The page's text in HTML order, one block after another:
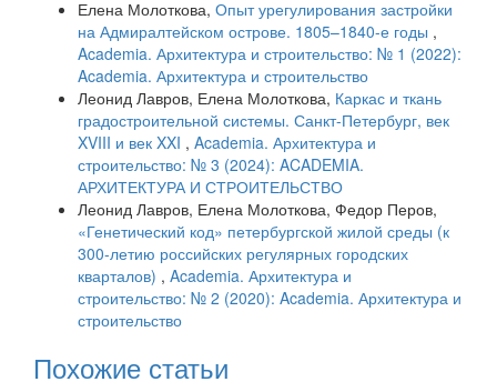
Елена Молоткова, Опыт урегулирования застройки
на Адмиралтейском острове. 1805–1840-е годы ,
Academia. Архитектура и строительство: № 1 (2022):
Academia. Архитектура и строительство
Леонид Лавров, Елена Молоткова, Каркас и ткань
градостроительной системы. Санкт-Петербург, век
XVIII и век XXI , Academia. Архитектура и
строительство: № 3 (2024): ACADEMIA.
АРХИТЕКТУРА И СТРОИТЕЛЬСТВО
Леонид Лавров, Елена Молоткова, Федор Перов,
«Генетический код» петербургской жилой среды (к
300-летию российских регулярных городских
кварталов) , Academia. Архитектура и
строительство: № 2 (2020): Academia. Архитектура и
строительство
Похожие статьи